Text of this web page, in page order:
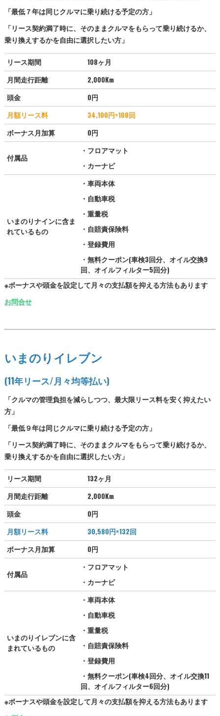
「最低７年は同じクルマに乗り続ける予定の方」
「リース契約満了時に、そのままクルマをもらって乗り続けるか、
乗り換えするかを自由に選択したい方」
リース期間
108ヶ月
月間走行距離
2,000Km
頭金
0円
月額リース料
34,100円×108回
ボーナス月加算
0円
付属品
・フロアマット
・カーナビ
いまのりナインに含ま
れているもの
・車両本体
・自動車税
・重量税
・自賠責保険料
・登録費用
・無料クーポン(車検3回分、オイル交換9
回、オイルフィルター5回分)
※ボーナスや頭金を設定して月々の支払額を抑える方法もあります
お問合せ
いまのりイレブン
(11年リース/月々均等払い)
「クルマの管理負担を減らしつつ、最大限リース料を安く抑えたい
方」
「最低９年は同じクルマに乗り続ける予定の方」
「リース契約満了時に、そのままクルマをもらって乗り続けるか、
乗り換えするかを自由に選択したい方」
リース期間
132ヶ月
月間走行距離
2,000Km
頭金
0円
月額リース料
30,580円×132回
ボーナス月加算
0円
付属品
・フロアマット
・カーナビ
いまのりイレブンに含
まれているもの
・車両本体
・自動車税
・重量税
・自賠責保険料
・登録費用
・無料クーポン(車検4回分、オイル交換11
回、オイルフィルター6回分)
※ボーナスや頭金を設定して月々の支払額を抑える方法もあります